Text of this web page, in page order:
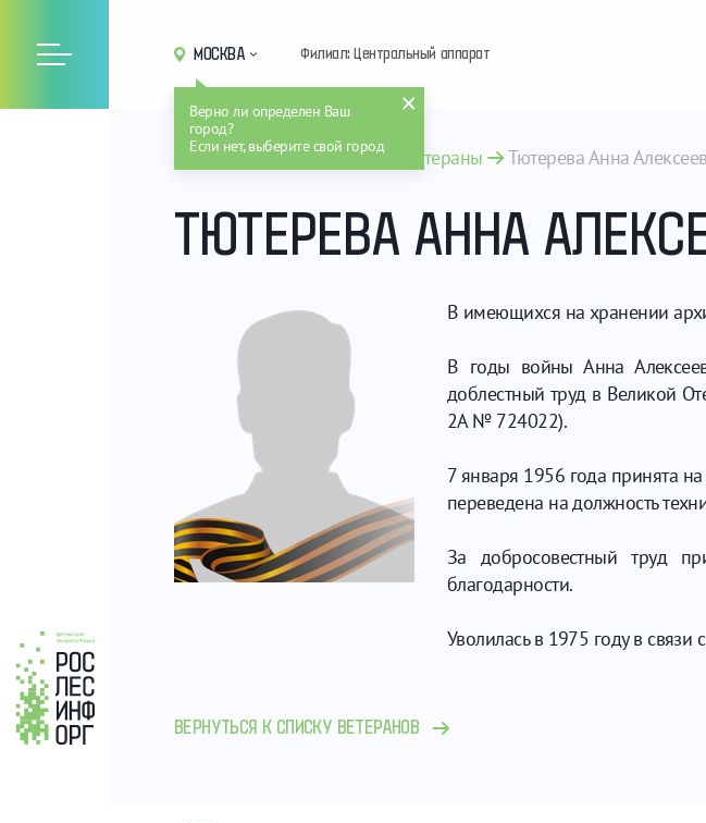
МОСКВА
Верно ли определен Ваш
город?
Если нет, выберите свой город
Филиал: Центральный аппарат
Главная Рослесинфорг Ветераны Тютерева Анна
ТЮТЕРЕВА АННА
В имеющихся на хранении
В годы войны Анна
доблестный труд в Великой
2А № 724022).
7 января 1956 года принята
переведена на должность
За добросовестный труд
благодарности.
Уволилась в 1975 году в
ВЕРНУТЬСЯ К СПИСКУ ВЕТЕРАНОВ